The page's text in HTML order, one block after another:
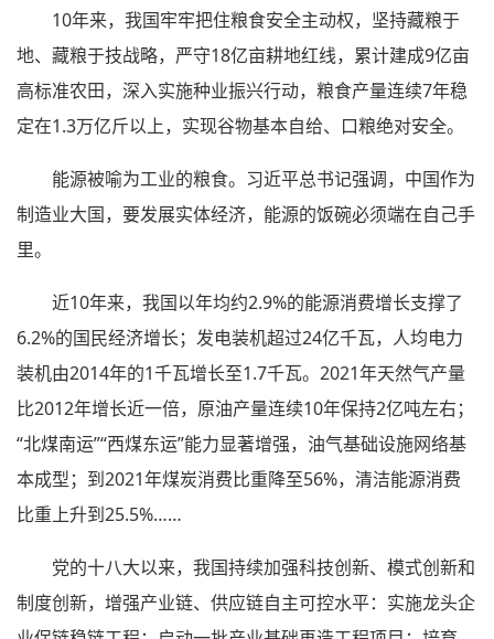
10年来，我国牢牢把住粮食安全主动权，坚持藏粮于
地、藏粮于技战略，严守18亿亩耕地红线，累计建成9亿亩
高标准农田，深入实施种业振兴行动，粮食产量连续7年稳
定在1.3万亿斤以上，实现谷物基本自给、口粮绝对安全。
能源被喻为工业的粮食。习近平总书记强调，中国作为
制造业大国，要发展实体经济，能源的饭碗必须端在自己手
里。
近10年来，我国以年均约2.9%的能源消费增长支撑了
6.2%的国民经济增长；发电装机超过24亿千瓦，人均电力
装机由2014年的1千瓦增长至1.7千瓦。2021年天然气产量
比2012年增长近一倍，原油产量连续10年保持2亿吨左右；
“北煤南运”“西煤东运”能力显著增强，油气基础设施网络基
本成型；到2021年煤炭消费比重降至56%，清洁能源消费
比重上升到25.5%……
党的十八大以来，我国持续加强科技创新、模式创新和
制度创新，增强产业链、供应链自主可控水平：实施龙头企